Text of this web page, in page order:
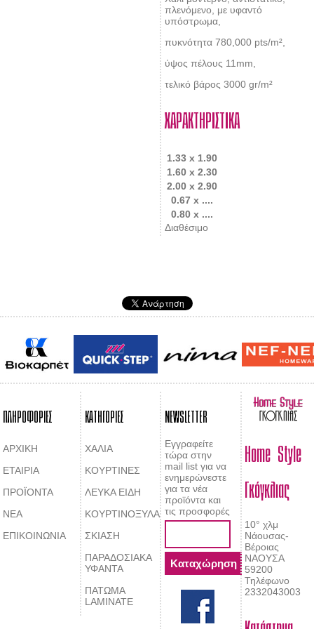
πλενόμενο, με υφαντό
υπόστρωμα,
πυκνότητα 780,000 pts/m²,
ύψος πέλους 11mm,
τελικό βάρος 3000 gr/m²
ΧΑΡΑΚΤΗΡΙΣΤΙΚΑ
1.33 x 1.90
1.60 x 2.30
2.00 x 2.90
0.67 x ....
0.80 x ....
Διαθέσιμο
ΠΛΗΡΟΦΟΡΙΕΣ
ΑΡΧΙΚΗ
ΕΤΑΙΡΙΑ
ΠΡΟΪΟΝΤΑ
ΝΕΑ
ΕΠΙΚΟΙΝΩΝΙΑ
ΚΑΤΗΓΟΡΙΕΣ
ΧΑΛΙΑ
ΚΟΥΡΤΙΝΕΣ
ΛΕΥΚΑ ΕΙΔΗ
ΚΟΥΡΤΙΝΟΞΥΛΑ
ΣΚΙΑΣΗ
ΠΑΡΑΔΟΣΙΑΚΑ
ΥΦΑΝΤΑ
ΠΑΤΩΜΑ
LAMINATE
NEWSLETTER
Εγγραφείτε
τώρα στην
mail list για να
ενημερώνεστε
για τα νέα
προϊόντα και
τις προσφορές
Home Style
Γκόγκλιας
10° χλμ
Νάουσας-
Βέροιας
ΝΑΟΥΣΑ
59200
Τηλέφωνο
2332043003